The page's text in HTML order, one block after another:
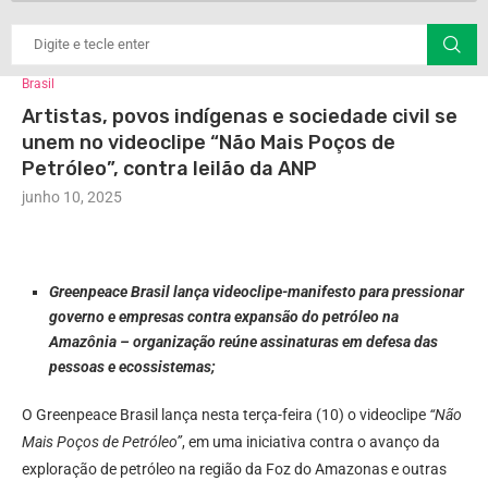
Brasil
Artistas, povos indígenas e sociedade civil se
unem no videoclipe “Não Mais Poços de
Petróleo”, contra leilão da ANP
junho 10, 2025
Greenpeace Brasil lança videoclipe-manifesto para pressionar
governo e empresas contra expansão do petróleo na
Amazônia – organização reúne assinaturas em defesa das
pessoas e ecossistemas;
O Greenpeace Brasil lança nesta terça-feira (10) o videoclipe “Não
Mais Poços de Petróleo”, em uma iniciativa contra o avanço da
exploração de petróleo na região da Foz do Amazonas e outras